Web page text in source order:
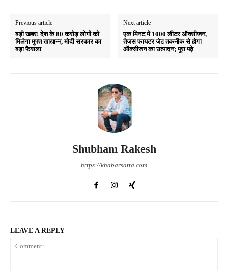
Previous article
बड़ी खबर! देश के 80 करोड़ लोगों को
मिलेगा मुफ्त खाद्यान्न, मोदी सरकार का
बड़ा फैसला
Next article
एक मिनट में 1000 लीटर ऑक्सीजन,
तेजस फायटर जेट तकनीक से होगा
ऑक्सीजन का उत्पादन; पूरा पढ़े
Shubham Rakesh
https://khabarsatta.com
LEAVE A REPLY